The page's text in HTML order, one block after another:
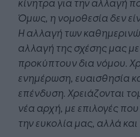
Όμως, η νομοθεσία δεν
Η αλλαγή των
αλλαγή της σχέσης μας
προκύπτουν δια νόμου.
ενημέρωση, ευαισθησία
επένδυση. Χρειάζονται
νέα αρχή, με επιλογές
την ευκολία μας, αλλά και